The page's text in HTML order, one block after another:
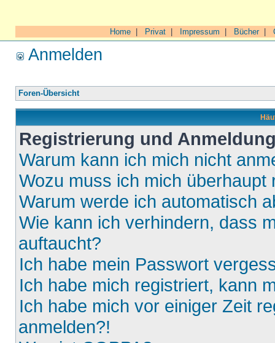
Home Privat Impressum Bücher|
Anmelden
Foren-Übersicht
Registrierung und
Warum kann ich mich nicht
Wozu muss ich mich überhaupt
Warum werde ich automatisch
Wie kann ich verhindern, dass
auftaucht?
Ich habe mein Passwort
Ich habe mich registriert, kann
Ich habe mich vor einiger Zeit
anmelden?!